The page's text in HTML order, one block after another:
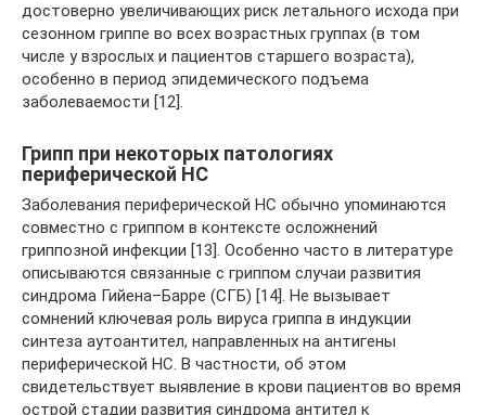
достоверно увеличивающих риск летального исхода при
сезонном гриппе во всех возрастных группах (в том
числе у взрослых и пациентов старшего возраста),
особенно в период эпидемического подъема
заболеваемости [12].
Грипп при некоторых патологиях
периферической НС
Заболевания периферической НС обычно упоминаются
совместно с гриппом в контексте осложнений
гриппозной инфекции [13]. Особенно часто в литературе
описываются связанные с гриппом случаи развития
синдрома Гийена–Барре (СГБ) [14]. Не вызывает
сомнений ключевая роль вируса гриппа в индукции
синтеза аутоантител, направленных на антигены
периферической НС. В частности, об этом
свидетельствует выявление в крови пациентов во время
острой стадии развития синдрома антител к